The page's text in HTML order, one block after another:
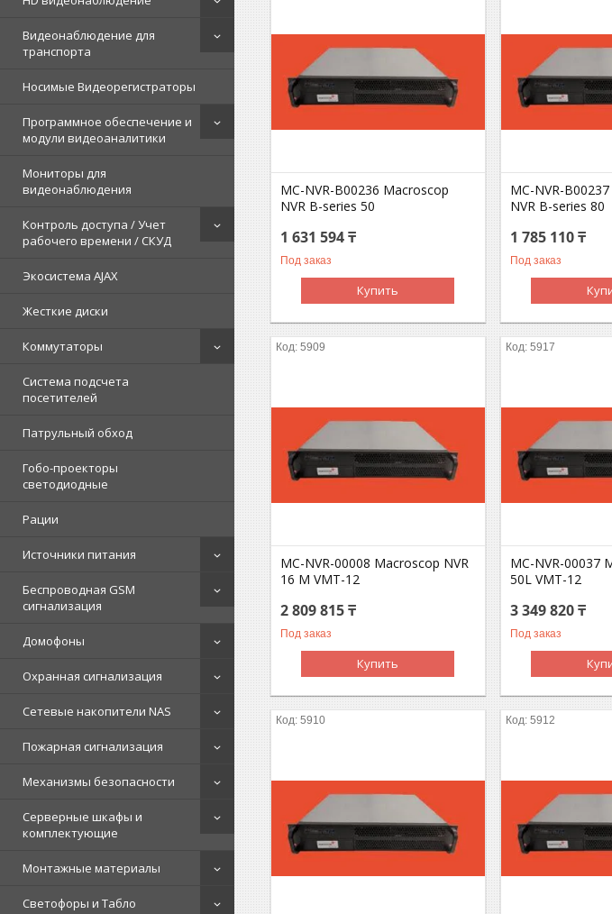
Видеонаблюдение для
транспорта
Носимые Видеорегистраторы
Программное обеспечение и
модули видеоаналитики
Мониторы для
видеонаблюдения
Контроль доступа / Учет
рабочего времени / СКУД
Экосистема AJAX
Жесткие диски
Коммутаторы
Система подсчета
посетителей
Патрульный обход
Гобо-проекторы
светодиодные
Рации
Источники питания
Беспроводная GSM
сигнализация
Домофоны
Охранная сигнализация
Сетевые накопители NAS
Пожарная сигнализация
Механизмы безопасности
Серверные шкафы и
комплектующие
Монтажные материалы
Светофоры и Табло
MC-NVR-B00236 Macroscop
NVR B-series 50
1 631 594 ₸
Под заказ
Купить
MC-NVR-
NVR B-series 80
1 785 110 ₸
Под заказ
5909
MC-NVR-00008 Macroscop NVR
16 M VMT-12
2 809 815 ₸
Под заказ
Купить
5917
MC-NVR-00037
50L VMT-12
3 349 820 ₸
Под заказ
5910 5912